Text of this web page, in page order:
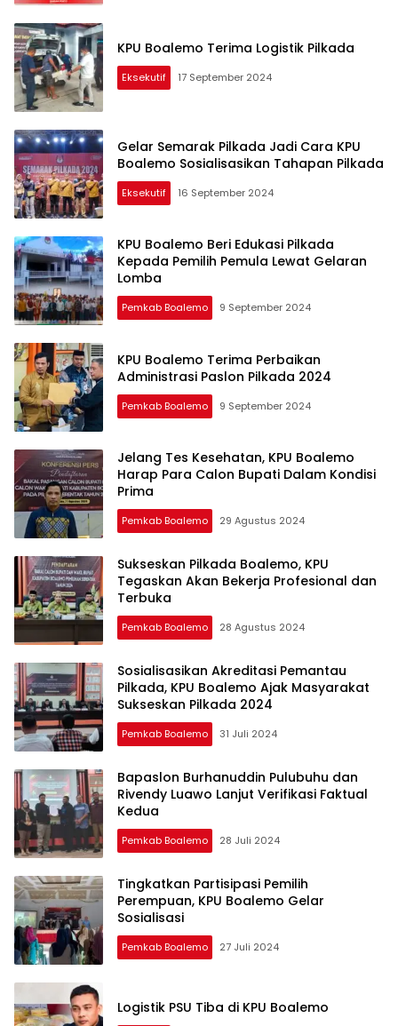
KPU Boalemo Terima Logistik Pilkada
Eksekutif 17 September 2024
Gelar Semarak Pilkada Jadi Cara KPU
Boalemo Sosialisasikan Tahapan Pilkada
Eksekutif 16 September 2024
KPU Boalemo Beri Edukasi Pilkada
Kepada Pemilih Pemula Lewat Gelaran
Lomba
Pemkab Boalemo 9 September 2024
KPU Boalemo Terima Perbaikan
Administrasi Paslon Pilkada 2024
Pemkab Boalemo 9 September 2024
Jelang Tes Kesehatan, KPU Boalemo
Harap Para Calon Bupati Dalam Kondisi
Prima
Pemkab Boalemo 29 Agustus 2024
Sukseskan Pilkada Boalemo, KPU
Tegaskan Akan Bekerja Profesional dan
Terbuka
Pemkab Boalemo 28 Agustus 2024
Sosialisasikan Akreditasi Pemantau
Pilkada, KPU Boalemo Ajak Masyarakat
Sukseskan Pilkada 2024
Pemkab Boalemo 31 Juli 2024
Bapaslon Burhanuddin Pulubuhu dan
Rivendy Luawo Lanjut Verifikasi Faktual
Kedua
Pemkab Boalemo 28 Juli 2024
Tingkatkan Partisipasi Pemilih
Perempuan, KPU Boalemo Gelar
Sosialisasi
Pemkab Boalemo 27 Juli 2024
Logistik PSU Tiba di KPU Boalemo